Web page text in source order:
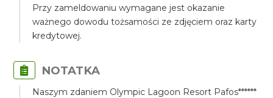
Przy zameldowaniu wymagane jest okazanie
ważnego dowodu tożsamości ze zdjęciem oraz karty
kredytowej.
NOTATKA
Naszym zdaniem Olympic Lagoon Resort Pafos******